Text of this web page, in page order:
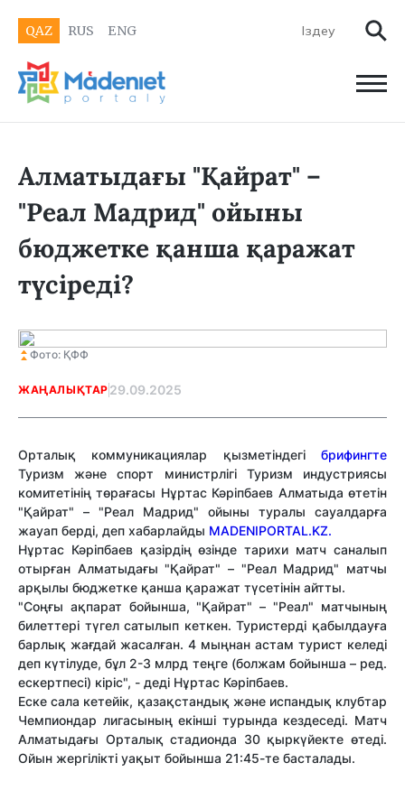
QAZ RUS ENG
Алматыдағы "Қайрат" –
"Реал Мадрид" ойыны
бюджетке қанша қаражат
түсіреді?
Фото: ҚФФ
ЖАҢАЛЫҚТАР 29.09.2025
Орталық коммуникациялар қызметіндегі брифингте
Туризм және спорт министрлігі Туризм индустриясы
комитетінің төрағасы Нұртас Кәріпбаев Алматыда өтетін
"Қайрат" – "Реал Мадрид" ойыны туралы сауалдарға
жауап берді, деп хабарлайды MADENIPORTAL.KZ.
Нұртас Кәріпбаев қазірдің өзінде тарихи матч саналып
отырған Алматыдағы "Қайрат" – "Реал Мадрид" матчы
арқылы бюджетке қанша қаражат түсетінін айтты.
"Соңғы ақпарат бойынша, "Қайрат" – "Реал" матчының
билеттері түгел сатылып кеткен. Туристерді қабылдауға
барлық жағдай жасалған. 4 мыңнан астам турист келеді
деп күтілуде, бұл 2-3 млрд теңге (болжам бойынша – ред.
ескертпесі) кіріс", - деді Нұртас Кәріпбаев.
Еске сала кетейік, қазақстандық және испандық клубтар
Чемпиондар лигасының екінші турында кездеседі. Матч
Алматыдағы Орталық стадионда 30 қыркүйекте өтеді.
Ойын жергілікті уақыт бойынша 21:45-те басталады.